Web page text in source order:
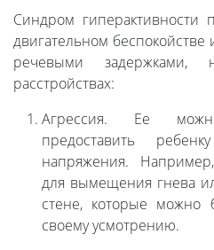
Синдром гиперактивности
двигательном
речевыми
расстройствах:
Агрессия. Ее
предоставить
напряжения.
для вымещения гнева
стене, которые можно
своему усмотрению.